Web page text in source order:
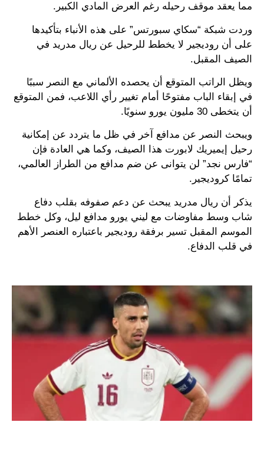
مما يعقد موقف رحيله رغم العرض المادي الكبير.
وردت شبكة “سكاي سبورتس” على هذه الأنباء بتأكيدها
على أن روديجير لا يخطط للرحيل عن ريال مدريد في
الصيف المقبل.
ويظل الراتب المتوقع أن يحصده الألماني مع النصر سببًا
في إبقاء الباب مفتوحًا أمام تغيير رأي اللاعب، فمن المتوقع
أن يتخطى 30 مليون يورو سنويًا.
ويبحث النصر عن مدافع آخر في ظل ما يتردد عن إمكانية
رحيل إيميريك لابورت هذا الصيف، وكما هي العادة فإن
“فارس نجد” لن يتوانى عن ضم مدافع من الطراز العالمي،
تمامًا كروديجير.
يذكر أن ريال مدريد يبحث عن دعم صفوفه بقلب دفاع
شاب وسط مفاوضات مع ليني يورو مدافع ليل، وكل خطط
الموسم المقبل تسير برفقة روديجير باعتباره العنصر الأهم
في قلب الدفاع.